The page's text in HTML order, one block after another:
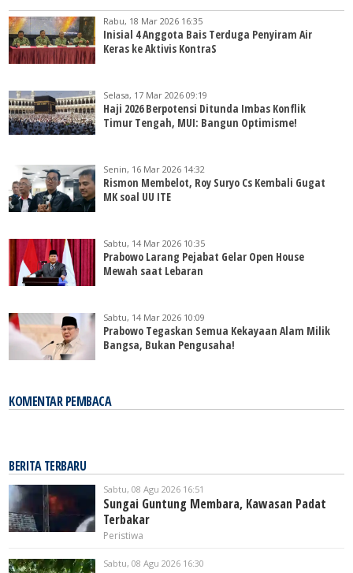
Rabu, 18 Mar 2026 16:35
Inisial 4 Anggota Bais Terduga Penyiram Air
Keras ke Aktivis KontraS
Selasa, 17 Mar 2026 09:19
Haji 2026 Berpotensi Ditunda Imbas Konflik
Timur Tengah, MUI: Bangun Optimisme!
Senin, 16 Mar 2026 14:32
Rismon Membelot, Roy Suryo Cs Kembali Gugat
MK soal UU ITE
Sabtu, 14 Mar 2026 10:35
Prabowo Larang Pejabat Gelar Open House
Mewah saat Lebaran
Sabtu, 14 Mar 2026 10:09
Prabowo Tegaskan Semua Kekayaan Alam Milik
Bangsa, Bukan Pengusaha!
KOMENTAR PEMBACA
BERITA TERBARU
Sabtu, 08 Agu 2026 16:51
Sungai Guntung Membara, Kawasan Padat
Terbakar
Peristiwa
Sabtu, 08 Agu 2026 16:30